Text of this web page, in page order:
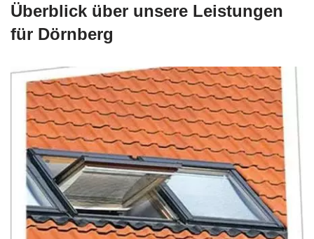
Überblick über unsere Leistungen
für Dörnberg